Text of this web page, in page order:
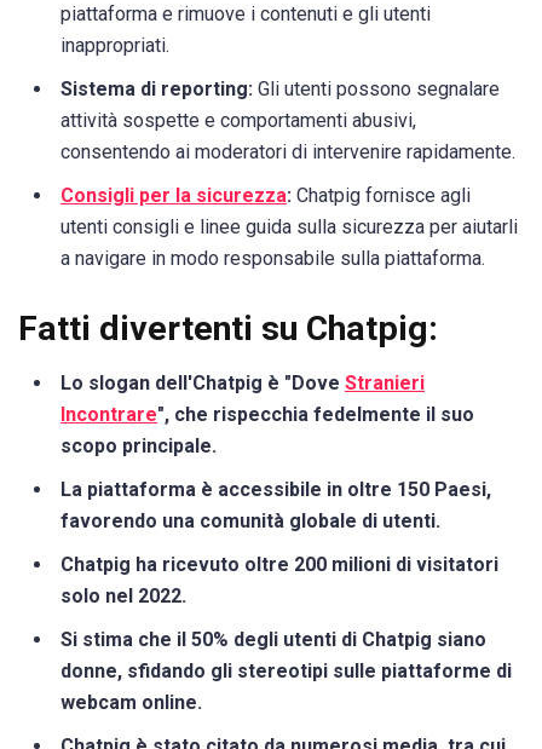
piattaforma e rimuove i contenuti e gli utenti
inappropriati.
Sistema di reporting: Gli utenti possono segnalare
attività sospette e comportamenti abusivi,
consentendo ai moderatori di intervenire rapidamente.
Consigli per la sicurezza: Chatpig fornisce agli
utenti consigli e linee guida sulla sicurezza per aiutarli
a navigare in modo responsabile sulla piattaforma.
Fatti divertenti su Chatpig:
Lo slogan dell'Chatpig è "Dove Stranieri
Incontrare", che rispecchia fedelmente il suo
scopo principale.
La piattaforma è accessibile in oltre 150 Paesi,
favorendo una comunità globale di utenti.
Chatpig ha ricevuto oltre 200 milioni di visitatori
solo nel 2022.
Si stima che il 50% degli utenti di Chatpig siano
donne, sfidando gli stereotipi sulle piattaforme di
webcam online.